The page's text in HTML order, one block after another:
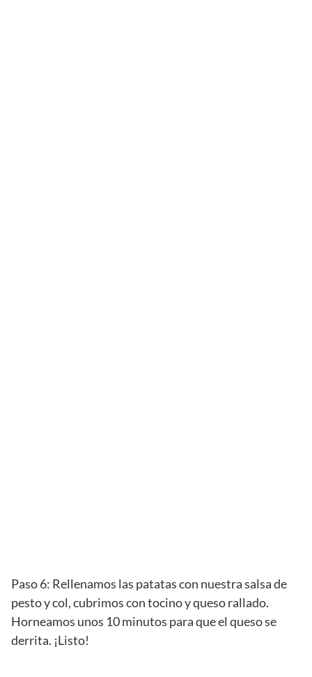
Paso 6: Rellenamos las patatas con nuestra salsa de
pesto y col, cubrimos con tocino y queso rallado.
Horneamos unos 10 minutos para que el queso se
derrita. ¡Listo!